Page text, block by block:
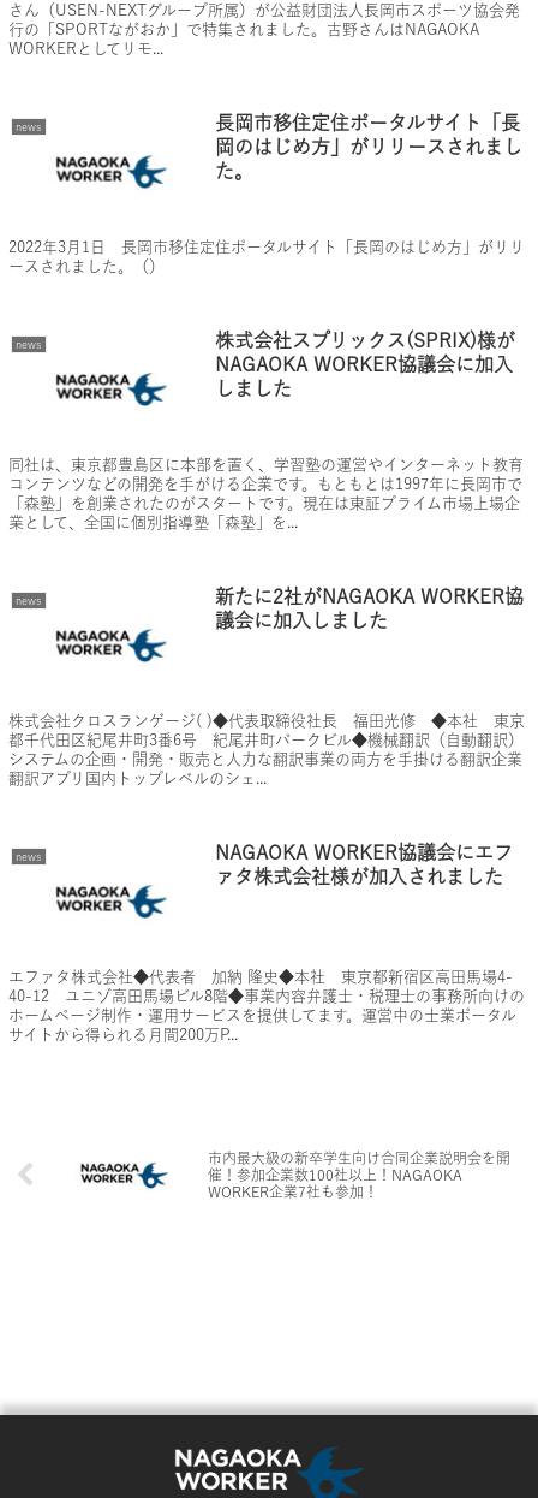
さん（USEN-NEXTグループ所属）が公益財団法人長岡市スポーツ協会発
行の「SPORTながおか」で特集されました。古野さんはNAGAOKA
WORKERとしてリモ...
news
長岡市移住定住ポータルサイト「長
岡のはじめ方」がリリースされまし
た。
2022年3月1日 長岡市移住定住ポータルサイト「長岡のはじめ方」がリリ
ースされました。（）
news
株式会社スプリックス(SPRIX)様が
NAGAOKA WORKER協議会に加入
しました
同社は、東京都豊島区に本部を置く、学習塾の運営やインターネット教育
コンテンツなどの開発を手がける企業です。もともとは1997年に長岡市で
「森塾」を創業されたのがスタートです。現在は東証プライム市場上場企
業として、全国に個別指導塾「森塾」を...
news
新たに2社がNAGAOKA WORKER協
議会に加入しました
株式会社クロスランゲージ( )◆代表取締役社長 福田光修 ◆本社 東京
都千代田区紀尾井町3番6号 紀尾井町パークビル◆機械翻訳（自動翻訳）
システムの企画・開発・販売と人力な翻訳事業の両方を手掛ける翻訳企業
翻訳アプリ国内トップレベルのシェ...
news
NAGAOKA WORKER協議会にエフ
ァタ株式会社様が加入されました
エファタ株式会社◆代表者 加納 隆史◆本社 東京都新宿区高田馬場4-
40-12 ユニゾ高田馬場ビル8階◆事業内容弁護士・税理士の事務所向けの
ホームページ制作・運用サービスを提供してます。運営中の士業ポータル
サイトから得られる月間200万P...
市内最大級の新卒学生向け合同企業説明会を開
催！参加企業数100社以上！NAGAOKA
WORKER企業7社も参加！